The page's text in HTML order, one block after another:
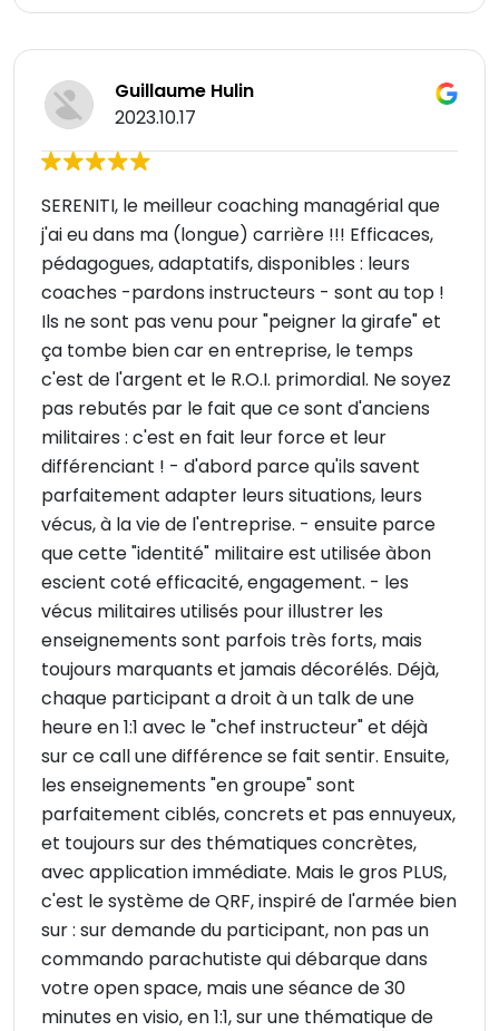
Guillaume Hulin
2023.10.17
SERENITI, le meilleur coaching managérial que
j'ai eu dans ma (longue) carrière !!! Efficaces,
pédagogues, adaptatifs, disponibles : leurs
coaches -pardons instructeurs - sont au top !
Ils ne sont pas venu pour "peigner la girafe" et
ça tombe bien car en entreprise, le temps
c'est de l'argent et le R.O.I. primordial. Ne soyez
pas rebutés par le fait que ce sont d'anciens
militaires : c'est en fait leur force et leur
différenciant ! - d'abord parce qu'ils savent
parfaitement adapter leurs situations, leurs
vécus, à la vie de l'entreprise. - ensuite parce
que cette "identité" militaire est utilisée àbon
escient coté efficacité, engagement. - les
vécus militaires utilisés pour illustrer les
enseignements sont parfois très forts, mais
toujours marquants et jamais décorélés. Déjà,
chaque participant a droit à un talk de une
heure en 1:1 avec le "chef instructeur" et déjà
sur ce call une différence se fait sentir. Ensuite,
les enseignements "en groupe" sont
parfaitement ciblés, concrets et pas ennuyeux,
et toujours sur des thématiques concrètes,
avec application immédiate. Mais le gros PLUS,
c'est le système de QRF, inspiré de l'armée bien
sur : sur demande du participant, non pas un
commando parachutiste qui débarque dans
votre open space, mais une séance de 30
minutes en visio, en 1:1, sur une thématique de